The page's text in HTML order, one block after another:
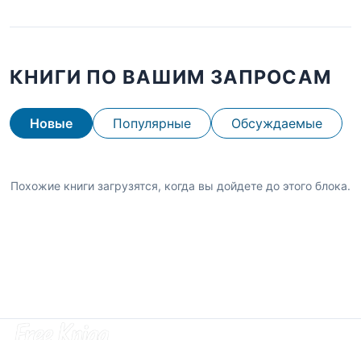
КНИГИ ПО ВАШИМ ЗАПРОСАМ
Новые Популярные Обсуждаемые
Похожие книги загрузятся, когда вы дойдете до этого блока.